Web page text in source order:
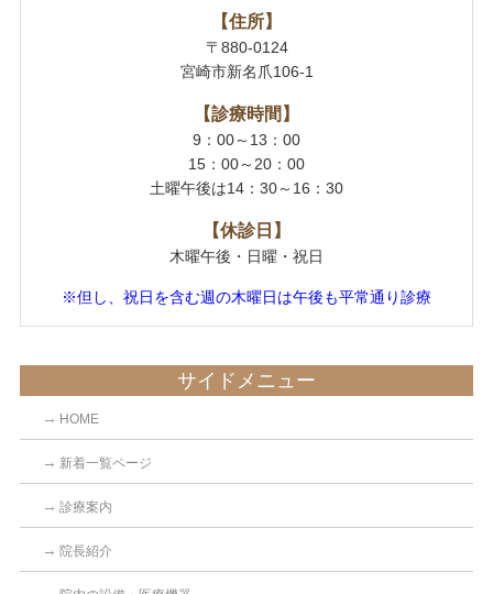
【住所】
〒880-0124
宮崎市新名爪106-1
【診療時間】
9：00～13：00
15：00～20：00
土曜午後は14：30～16：30
【休診日】
木曜午後・日曜・祝日
※但し、祝日を含む週の木曜日は午後も平常通り診療
サイドメニュー
HOME
新着一覧ページ
診療案内
院長紹介